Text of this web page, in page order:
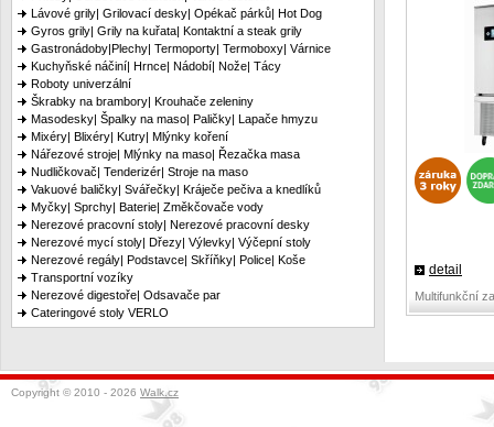
Lávové grily| Grilovací desky| Opékač párků| Hot Dog
Gyros grily| Grily na kuřata| Kontaktní a steak grily
Gastronádoby|Plechy| Termoporty| Termoboxy| Várnice
Kuchyňské náčiní| Hrnce| Nádobí| Nože| Tácy
Roboty univerzální
Škrabky na brambory| Krouhače zeleniny
Masodesky| Špalky na maso| Paličky| Lapače hmyzu
Mixéry| Blixéry| Kutry| Mlýnky koření
Nářezové stroje| Mlýnky na maso| Řezačka masa
Nudličkovač| Tenderizér| Stroje na maso
Vakuové baličky| Svářečky| Kráječe pečiva a knedlíků
Myčky| Sprchy| Baterie| Změkčovače vody
Nerezové pracovní stoly| Nerezové pracovní desky
Nerezové mycí stoly| Dřezy| Výlevky| Výčepní stoly
Nerezové regály| Podstavce| Skříňky| Police| Koše
Transportní vozíky
Nerezové digestoře| Odsavače par
Cateringové stoly VERLO
detail
Multifunkční
Copyright © 2010 - 2026 Walk.cz